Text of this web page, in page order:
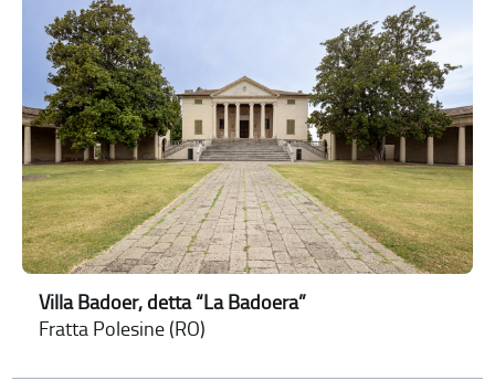
Villa Badoer, detta “La Badoera”
Fratta Polesine (RO)